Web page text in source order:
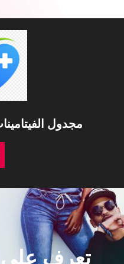
مجدول
تعرف على